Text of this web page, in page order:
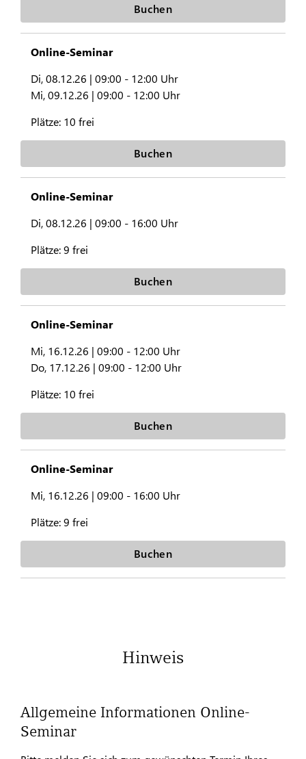
Buchen
Online-Seminar
Di, 08.12.26 | 09:00 - 12:00 Uhr
Mi, 09.12.26 | 09:00 - 12:00 Uhr
Plätze: 10 frei
Buchen
Online-Seminar
Di, 08.12.26 | 09:00 - 16:00 Uhr
Plätze:9 frei
Buchen
Online-Seminar
Mi, 16.12.26 | 09:00 - 12:00 Uhr
Do, 17.12.26 | 09:00 - 12:00 Uhr
Plätze: 10 frei
Buchen
Online-Seminar
Mi, 16.12.26 | 09:00 - 16:00 Uhr
Plätze:9 frei
Buchen
Hinweis
Allgemeine Informationen Online-
Seminar